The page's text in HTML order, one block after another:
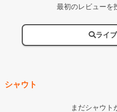
最初のレビューを
ライ
シャウト
まだシャウト